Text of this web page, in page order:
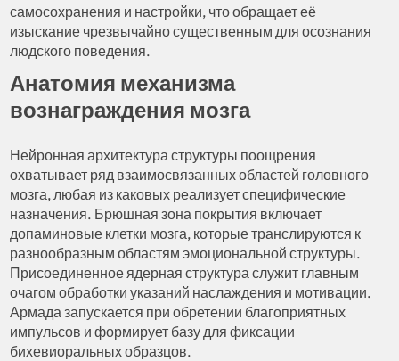
самосохранения и настройки, что обращает её
изыскание чрезвычайно существенным для осознания
людского поведения.
Анатомия механизма
вознаграждения мозга
Нейронная архитектура структуры поощрения
охватывает ряд взаимосвязанных областей головного
мозга, любая из каковых реализует специфические
назначения. Брюшная зона покрытия включает
допаминовые клетки мозга, которые транслируются к
разнообразным областям эмоциональной структуры.
Присоединенное ядерная структура служит главным
очагом обработки указаний наслаждения и мотивации.
Армада запускается при обретении благоприятных
импульсов и формирует базу для фиксации
бихевиоральных образцов.